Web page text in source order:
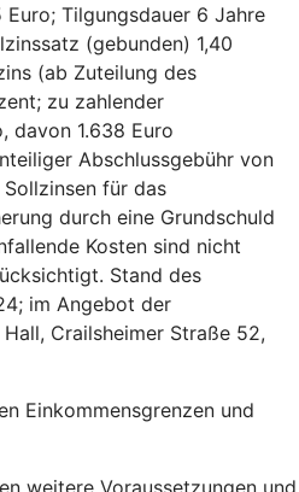
Tilgungsdauer 6 Jahre
(gebunden) 1,40
(ab Zuteilung des
zu zahlender
davon 1.638 Euro
Abschlussgebühr von
für das
durch eine Grundschuld
Kosten sind nicht
Stand des
im Angebot der
Crailsheimer Straße 52,
Einkommensgrenzen und
weitere Voraussetzungen und